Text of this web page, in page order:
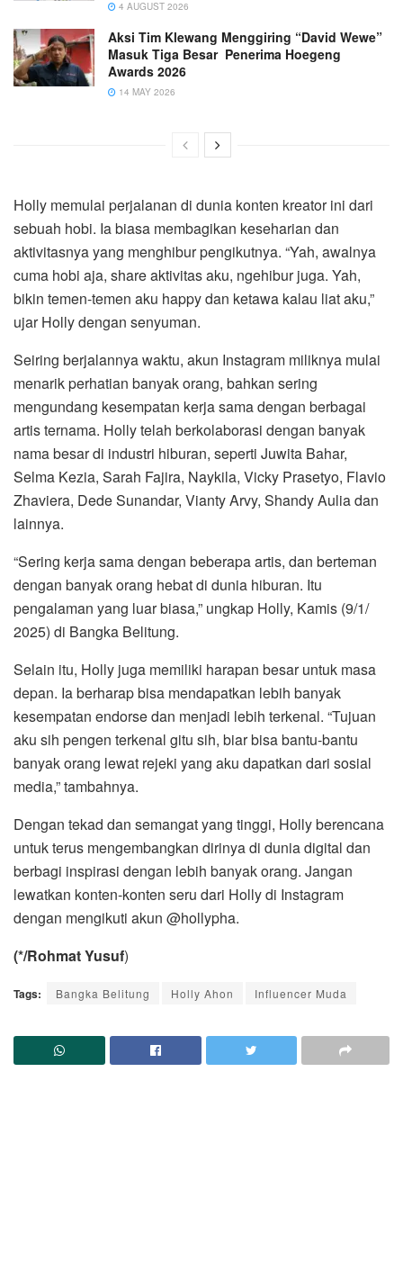
4 AUGUST 2026
Aksi Tim Klewang Menggiring “David Wewe”
Masuk Tiga Besar Penerima Hoegeng
Awards 2026
14 MAY 2026
Holly memulai perjalanan di dunia konten kreator ini dari
sebuah hobi. Ia biasa membagikan keseharian dan
aktivitasnya yang menghibur pengikutnya. “Yah, awalnya
cuma hobi aja, share aktivitas aku, ngehibur juga. Yah,
bikin temen-temen aku happy dan ketawa kalau liat aku,”
ujar Holly dengan senyuman.
Seiring berjalannya waktu, akun Instagram miliknya mulai
menarik perhatian banyak orang, bahkan sering
mengundang kesempatan kerja sama dengan berbagai
artis ternama. Holly telah berkolaborasi dengan banyak
nama besar di industri hiburan, seperti Juwita Bahar,
Selma Kezia, Sarah Fajira, Naykila, Vicky Prasetyo, Flavio
Zhaviera, Dede Sunandar, Vianty Arvy, Shandy Aulia dan
lainnya.
“Sering kerja sama dengan beberapa artis, dan berteman
dengan banyak orang hebat di dunia hiburan. Itu
pengalaman yang luar biasa,” ungkap Holly, Kamis (9/1/
2025) di Bangka Belitung.
Selain itu, Holly juga memiliki harapan besar untuk masa
depan. Ia berharap bisa mendapatkan lebih banyak
kesempatan endorse dan menjadi lebih terkenal. “Tujuan
aku sih pengen terkenal gitu sih, biar bisa bantu-bantu
banyak orang lewat rejeki yang aku dapatkan dari sosial
media,” tambahnya.
Dengan tekad dan semangat yang tinggi, Holly berencana
untuk terus mengembangkan dirinya di dunia digital dan
berbagi inspirasi dengan lebih banyak orang. Jangan
lewatkan konten-konten seru dari Holly di Instagram
dengan mengikuti akun @hollypha.
(*/Rohmat Yusuf)
Tags: Bangka Belitung Holly Ahon Influencer Muda